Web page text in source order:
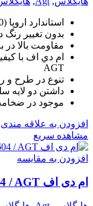
استاندارد اروپا (E1 (FA 120
بدون تغيير رنگ
مقاومت بالا در
ام دي اف با
AGT
تنوع در طرح و
داشتن دو
موجود در
افزودن به علاقه مندی
مشاهده سریع
افزودن به مقایسه
ام دی اف HG EBONY 604 / AGT